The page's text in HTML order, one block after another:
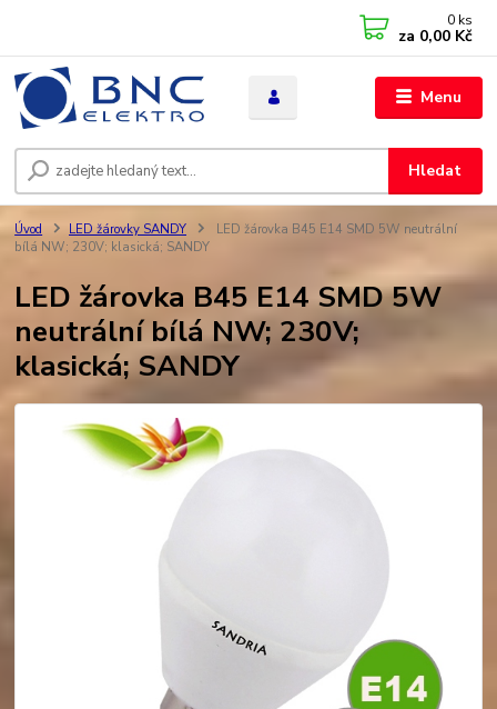
Menu
Hledat
0 ks
za 0,00 Kč
Úvod LED žárovky SANDY
LED žárovka B45 E14 SMD 5W neutrální
bílá NW; 230V; klasická; SANDY
LED žárovka B45 E14 SMD 5W
neutrální bílá NW; 230V;
klasická; SANDY